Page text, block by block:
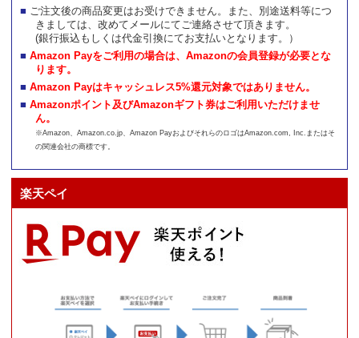
ご注文後の商品変更はお受けできません。また、別途送料等につ
きましては、改めてメールにてご連絡させて頂きます。
(銀行振込もしくは代金引換にてお支払いとなります。）
Amazon Payをご利用の場合は、Amazonの会員登録が必要とな
ります。
Amazon Payはキャッシュレス5%還元対象ではありません。
Amazonポイント及びAmazonギフト券はご利用いただけませ
ん。
※Amazon、Amazon.co.jp、Amazon PayおよびそれらのロゴはAmazon.com, Inc.またはそ
の関連会社の商標です。
楽天ペイ